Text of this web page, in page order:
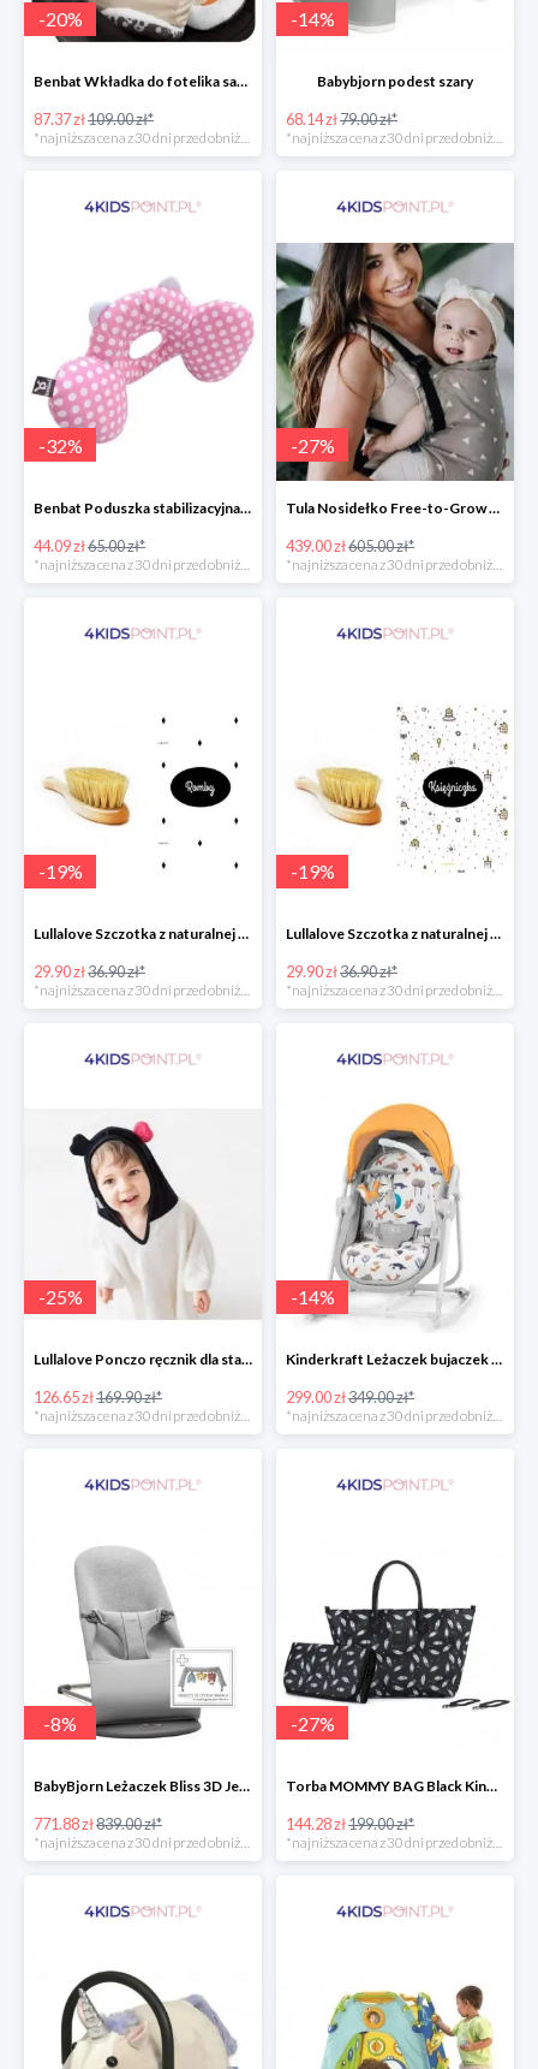
-20%
Benbat Wkładka do fotelika samochodowego
87.37 zł109.00 zł*
*najniższa cena z 30 dni przed obniżką
-14%
Babybjorn podest szary
68.14 zł79.00 zł*
*najniższa cena z 30 dni przed obniżką
-32%
Benbat Poduszka stabilizacyjna Pink/Dots
44.09 zł65.00 zł*
-27%
Tula Nosidełko Free-to-Grow Sleepy Dust
439.00 zł605.00 zł*
-19%
Lullalove Szczotka z naturalnej szczeciny z myjką muślinową "Romby"
29.90 zł36.90 zł*
-19%
Lullalove Szczotka z naturalnej szczeciny z myjką muślinową "Księżniczka"
29.90 zł36.90 zł*
-25%
Lullalove Ponczo ręcznik dla starszych dzieci MRB
126.65 zł169.90 zł*
*najniższa cena z 30 dni przed obniżką
-14%
Kinderkraft Leżaczek bujaczek krzesełko Unimo Forest Yellow 5w1
299.00 zł349.00 zł*
*najniższa cena z 30 dni przed obniżką
-8%
BabyBjorn Leżaczek Bliss 3D Jersey
771.88 zł839.00 zł*
-27%
Torba MOMMY BAG Black Kinderkraft
144.28 zł199.00 zł*